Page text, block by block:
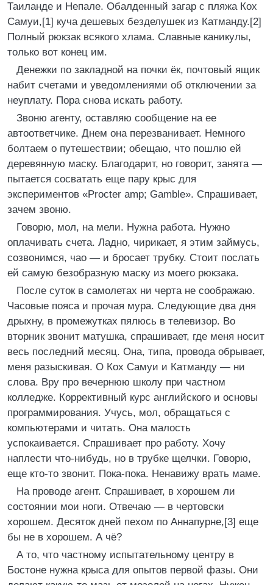
Таиланде и Непале. Обалденный загар с пляжа Кох
Самуи,[1] куча дешевых безделушек из Катманду.[2]
Полный рюкзак всякого хлама. Славные каникулы,
только вот конец им.
Денежки по закладной на почки ёк, почтовый ящик
набит счетами и уведомлениями об отключении за
неуплату. Пора снова искать работу.
Звоню агенту, оставляю сообщение на ее
автоответчике. Днем она перезванивает. Немного
болтаем о путешествии; обещаю, что пошлю ей
деревянную маску. Благодарит, но говорит, занята —
пытается сосватать еще пару крыс для
экспериментов «Procter amp; Gamble». Спрашивает,
зачем звоню.
Говорю, мол, на мели. Нужна работа. Нужно
оплачивать счета. Ладно, чирикает, я этим займусь,
созвонимся, чао — и бросает трубку. Стоит послать
ей самую безобразную маску из моего рюкзака.
После суток в самолетах ни черта не соображаю.
Часовые пояса и прочая мура. Следующие два дня
дрыхну, в промежутках пялюсь в телевизор. Во
вторник звонит матушка, спрашивает, где меня носит
весь последний месяц. Она, типа, провода обрывает,
меня разыскивая. О Кох Самуи и Катманду — ни
слова. Вру про вечернюю школу при частном
колледже. Коррективный курс английского и основы
программирования. Учусь, мол, обращаться с
компьютерами и читать. Она малость
успокаивается. Спрашивает про работу. Хочу
наплести что-нибудь, но в трубке щелчки. Говорю,
еще кто-то звонит. Пока-пока. Ненавижу врать маме.
На проводе агент. Спрашивает, в хорошем ли
состоянии мои ноги. Отвечаю — в чертовски
хорошем. Десяток дней пехом по Аннапурне,[3] еще
бы не в хорошем. А чё?
А то, что частному испытательному центру в
Бостоне нужна крыса для опытов первой фазы. Они